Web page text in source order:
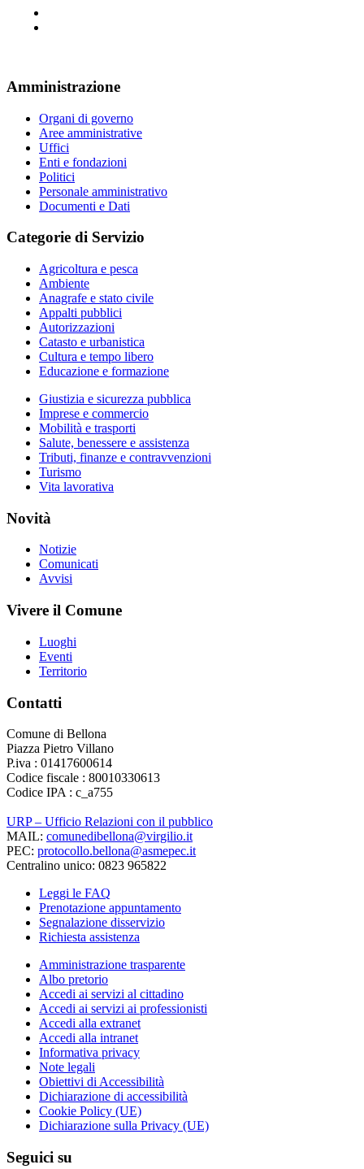
Amministrazione
Organi di governo
Aree amministrative
Uffici
Enti e fondazioni
Politici
Personale amministrativo
Documenti e Dati
Categorie di Servizio
Agricoltura e pesca
Ambiente
Anagrafe e stato civile
Appalti pubblici
Autorizzazioni
Catasto e urbanistica
Cultura e tempo libero
Educazione e formazione
Giustizia e sicurezza pubblica
Imprese e commercio
Mobilità e trasporti
Salute, benessere e assistenza
Tributi, finanze e contravvenzioni
Turismo
Vita lavorativa
Novità
Notizie
Comunicati
Avvisi
Vivere il Comune
Luoghi
Eventi
Territorio
Contatti
Comune di Bellona
Piazza Pietro Villano
P.iva : 01417600614
Codice fiscale : 80010330613
Codice IPA : c_a755
URP – Ufficio Relazioni con il pubblico
MAIL: comunedibellona@virgilio.it
PEC: protocollo.bellona@asmepec.it
Centralino unico: 0823 965822
Leggi le FAQ
Prenotazione appuntamento
Segnalazione disservizio
Richiesta assistenza
Amministrazione trasparente
Albo pretorio
Accedi ai servizi al cittadino
Accedi ai servizi ai professionisti
Accedi alla extranet
Accedi alla intranet
Informativa privacy
Note legali
Obiettivi di Accessibilità
Dichiarazione di accessibilità
Cookie Policy (UE)
Dichiarazione sulla Privacy (UE)
Seguici su